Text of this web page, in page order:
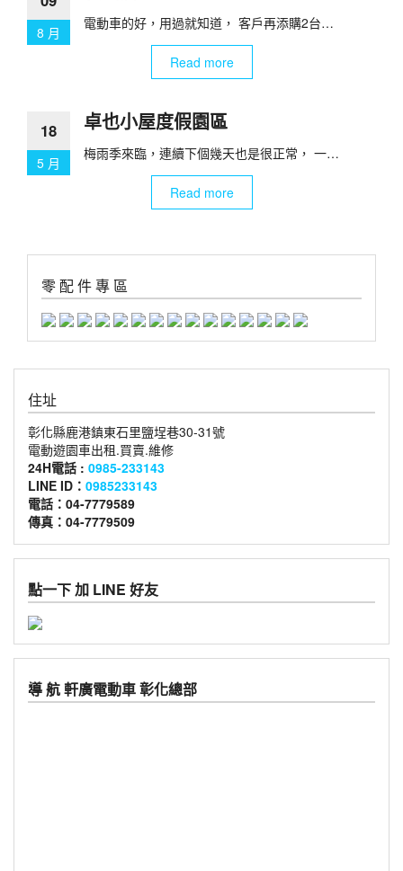
8 月
電動車的好，用過就知道， 客戶再添購2台…
Read more
18
5 月
卓也小屋度假園區
梅雨季來臨，連續下個幾天也是很正常， 一…
Read more
零 配 件 專 區
住址
彰化縣鹿港鎮東石里鹽埕巷30-31號
電動遊園車出租.買賣.維修
24H電話 : 0985-233143
LINE ID： 0985233143
電話：04-7779589
傳真：04-7779509
點一下 加 LINE 好友
導 航 軒廣電動車 彰化總部